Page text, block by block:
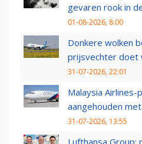
gevaren rook in
01-08-2026, 8:00
Donkere wolken
prijsvechter doet
31-07-2026, 22:01
Malaysia Airlines-
aangehouden
31-07-2026, 13:55